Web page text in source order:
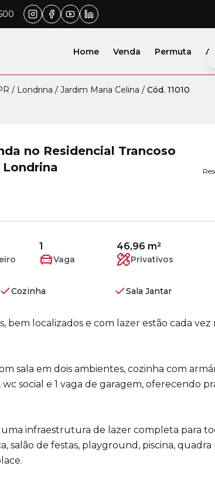
Home Venda Permuta
/ Londrina / Jardim Maria Celina / Cód. 11010
no Residencial Trancoso
1
Vaga
46,96 m²
Privativos
Cozinha Sala Jantar
bem localizados e com lazer estão cada vez
sala em dois ambientes, cozinha com
wc social e 1 vaga de garagem, oferecendo
infraestrutura de lazer completa para
salão de festas, playground, piscina,